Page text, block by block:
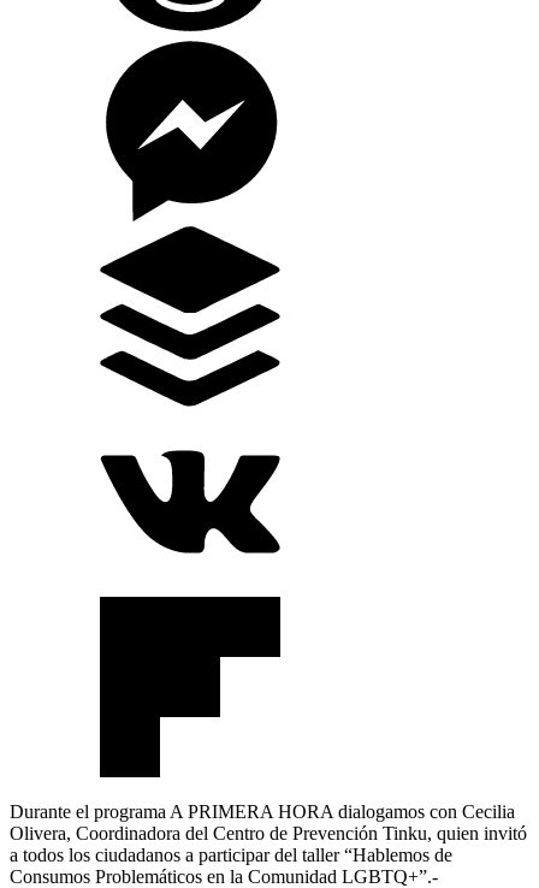
Durante el programa A PRIMERA HORA dialogamos con Cecilia
Olivera, Coordinadora del Centro de Prevención Tinku, quien invitó
a todos los ciudadanos a participar del taller “Hablemos de
Consumos Problemáticos en la Comunidad LGBTQ+”.-